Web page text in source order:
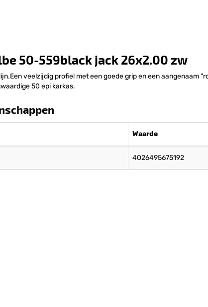
50-559black jack 26x2.00 zw
veelzijdig profiel met een goede grip en een aangenaam
50 epi karkas.
Waarde
4026495675192